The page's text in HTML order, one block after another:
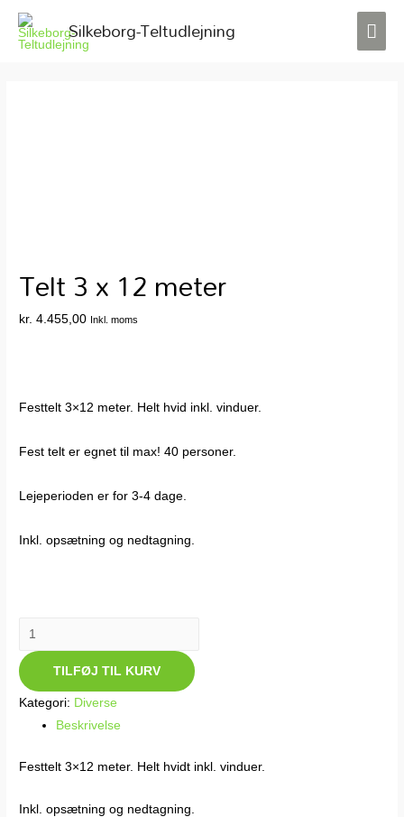
Silkeborg-Teltudlejning
Telt 3 x 12 meter
kr. 4.455,00 Inkl. moms
Festtelt 3×12 meter. Helt hvid inkl. vinduer.
Fest telt er egnet til max! 40 personer.
Lejeperioden er for 3-4 dage.
Inkl. opsætning og nedtagning.
Telt
x
12
TILFØJ TIL KURV
Kategori: Diverse
Beskrivelse
Festtelt 3×12 meter. Helt hvidt inkl. vinduer.
Inkl. opsætning og nedtagning.